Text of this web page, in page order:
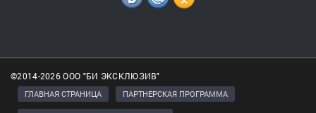
©2014-2026 ООО "БИ ЭКСКЛЮЗИВ"
ГЛАВНАЯ СТРАНИЦА ПАРТНЕРСКАЯ ПРОГРАММА